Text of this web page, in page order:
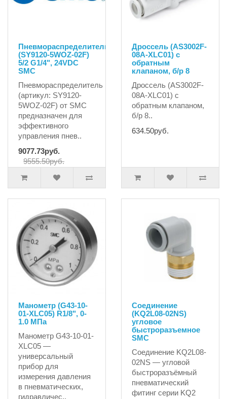
Пневмораспределитель
(SY9120-5WOZ-02F)
5/2 G1/4", 24VDC
SMC
Пневмораспределитель
(артикул: SY9120-
5WOZ-02F) от SMC
предназначен для
эффективного
управления пнев..
9077.73руб.
9555.50руб.
Дроссель (AS3002F-
08A-XLC01) с
обратным
клапаном, б/р 8
Дроссель (AS3002F-
08A-XLC01) с
обратным клапаном,
б/р 8..
634.50руб.
Манометр (G43-10-
01-XLC05) R1/8", 0-
1.0 MПа
Манометр G43-10-01-
XLC05 —
универсальный
прибор для
измерения давления
в пневматических,
гидравличес..
Соединение
(KQ2L08-02NS)
угловое
быстроразъемное
SMC
Соединение KQ2L08-
02NS — угловой
быстроразъёмный
пневматический
фитинг серии KQ2